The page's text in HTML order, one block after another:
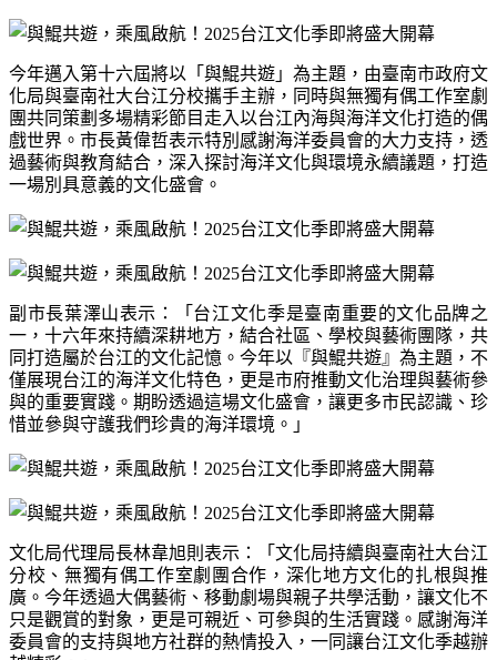
今年邁入第十六屆將以「與鯤共遊」為主題，由臺南市政府文
化局與臺南社大台江分校攜手主辦，同時與無獨有偶工作室劇
團共同策劃多場精彩節目走入以台江內海與海洋文化打造的偶
戲世界。市長黃偉哲表示特別感謝海洋委員會的大力支持，透
過藝術與教育結合，深入探討海洋文化與環境永續議題，打造
一場別具意義的文化盛會。
副市長葉澤山表示：「台江文化季是臺南重要的文化品牌之
一，十六年來持續深耕地方，結合社區、學校與藝術團隊，共
同打造屬於台江的文化記憶。今年以『與鯤共遊』為主題，不
僅展現台江的海洋文化特色，更是市府推動文化治理與藝術參
與的重要實踐。期盼透過這場文化盛會，讓更多市民認識、珍
惜並參與守護我們珍貴的海洋環境。」
文化局代理局長林韋旭則表示：「文化局持續與臺南社大台江
分校、無獨有偶工作室劇團合作，深化地方文化的扎根與推
廣。今年透過大偶藝術、移動劇場與親子共學活動，讓文化不
只是觀賞的對象，更是可親近、可參與的生活實踐。感謝海洋
委員會的支持與地方社群的熱情投入，一同讓台江文化季越辦